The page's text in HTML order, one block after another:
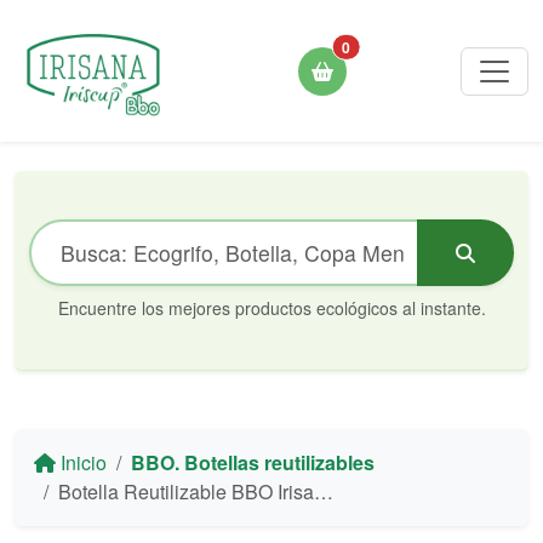
0
Encuentre los mejores productos ecológicos al instante.
Inicio
BBO. Botellas reutilizables
Botella Reutilizable BBO Irisana de Tritán - 550 ml